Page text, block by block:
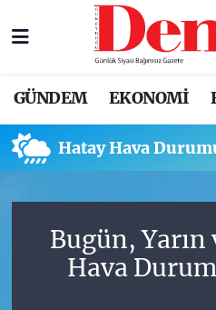
GÜNDEM EKONOMİ
Hatay Hava
Bugün, Yarın
Hava
Nöbetçi Eczaneler
Trafik Durumu
Süper Lig Puan
Tüm Manşetler